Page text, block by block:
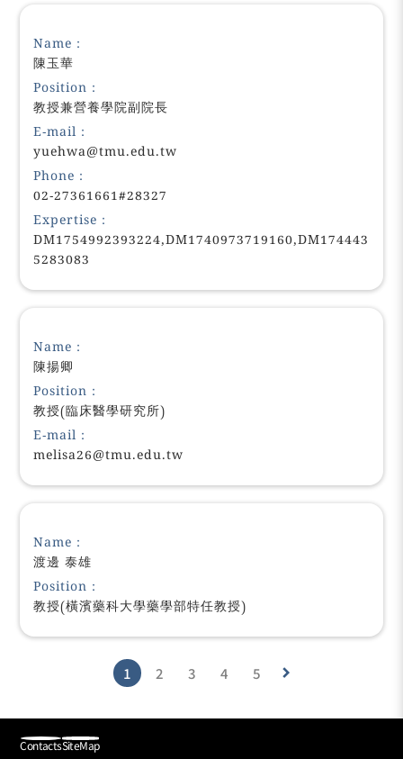
Name：
陳玉華
Position：
教授兼營養學院副院長
E-mail：
yuehwa@tmu.edu.tw
Phone：
02-27361661#28327
Expertise：
DM1754992393224,DM1740973719160,DM174443
5283083
Name：
陳揚卿
Position：
教授(臨床醫學研究所)
E-mail：
melisa26@tmu.edu.tw
Name：
渡邊 泰雄
Position：
教授(橫濱藥科大學藥學部特任教授)
1 2 3 4 5 keyboard_arrow_right
ContactsSiteMap